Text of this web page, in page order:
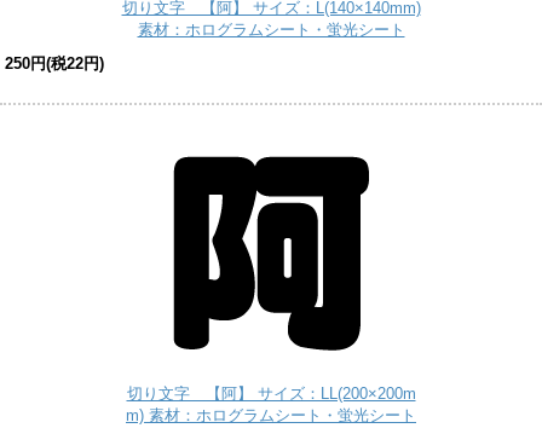
切り文字 【阿】 サイズ：L(140×140mm)
素材：ホログラムシート・蛍光シート
250円(税22円)
切り文字 【阿】 サイズ：LL(200×200m
m) 素材：ホログラムシート・蛍光シート